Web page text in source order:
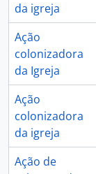
da igreja
Ação
colonizadora
da Igreja
Ação
colonizadora
da igreja
Ação de